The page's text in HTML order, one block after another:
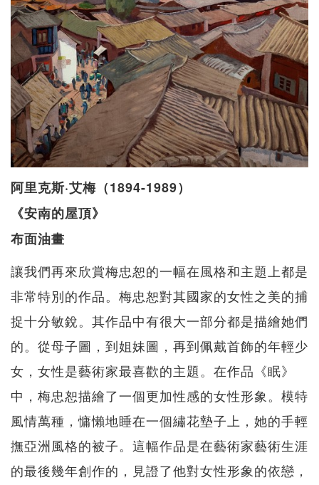
阿里克斯·艾梅（1894-1989）
《安南的屋頂》
布面油畫
讓我們再來欣賞梅忠恕的一幅在風格和主題上都是
非常特別的作品。梅忠恕對其國家的女性之美的捕
捉十分敏銳。其作品中有很大一部分都是描繪她們
的。從母子圖，到姐妹圖，再到佩戴首飾的年輕少
女，女性是藝術家最喜歡的主題。在作品《眠》
中，梅忠恕描繪了一個更加性感的女性形象。模特
風情萬種，慵懶地睡在一個繡花墊子上，她的手輕
撫亞洲風格的被子。這幅作品是在藝術家藝術生涯
的最後幾年創作的，見證了他對女性形象的依戀，